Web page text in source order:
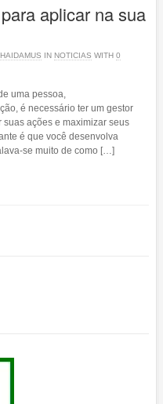
aplicar na sua
IN NOTICIAS WITH 0
uma pessoa,
é necessário ter um gestor
ações e maximizar seus
é que você desenvolva
se muito de como […]